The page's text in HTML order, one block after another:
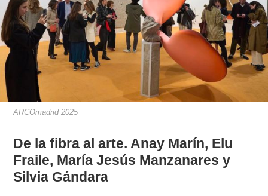
ARCOmadrid 2025
De la fibra al arte. Anay Marín, Elu
Fraile, María Jesús Manzanares y
Silvia Gándara